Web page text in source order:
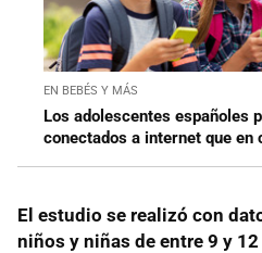
EN BEBÉS Y MÁS
Los adolescentes españoles
conectados a internet que en
El estudio se realizó con
niños y niñas de entre 9 y 12